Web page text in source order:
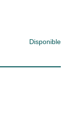
Disponible